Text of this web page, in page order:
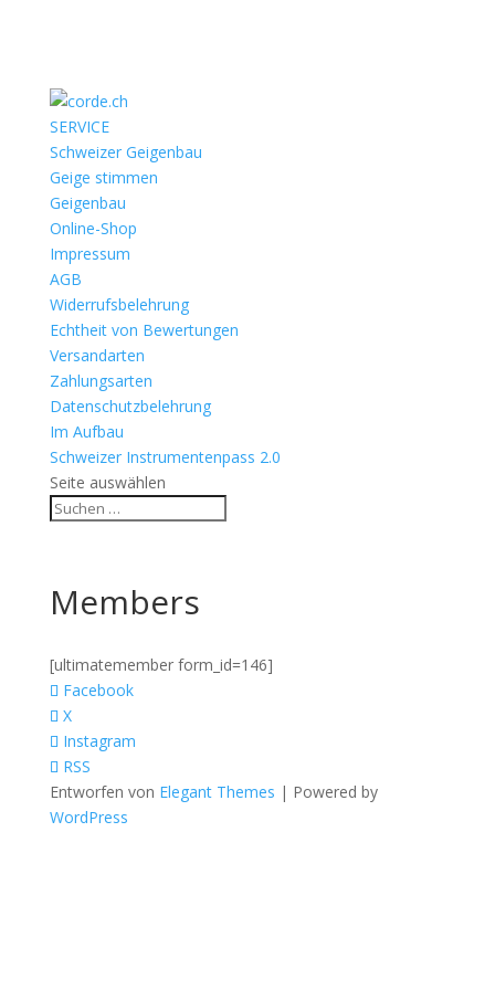
SERVICE
Schweizer Geigenbau
Geige stimmen
Geigenbau
Online-Shop
Impressum
AGB
Widerrufsbelehrung
Echtheit von Bewertungen
Versandarten
Zahlungsarten
Datenschutzbelehrung
Im Aufbau
Schweizer Instrumentenpass 2.0
Seite auswählen
Members
[ultimatemember form_id=146]
Facebook
X
Instagram
RSS
Entworfen von Elegant Themes | Powered by
WordPress